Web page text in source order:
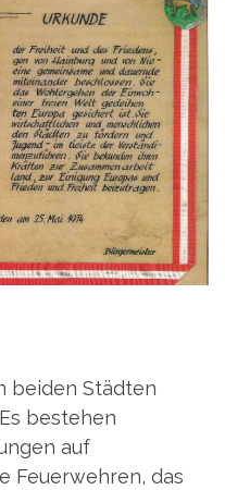
beiden Städten
bestehen
auf
Feuerwehren, das